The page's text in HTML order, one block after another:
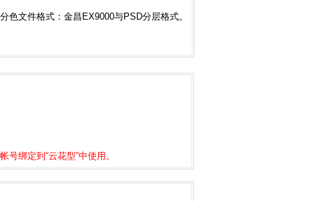
色文件格式： 金昌EX9000与PSD分层格式。
绑定到“云花型”中使用。